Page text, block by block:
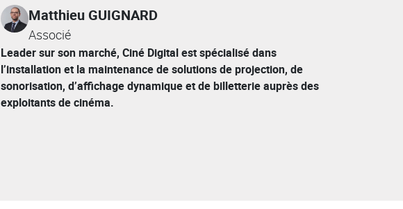
Matthieu GUIGNARD
Associé
Leader sur son marché, Ciné Digital est spécialisé dans
l’installation et la maintenance de solutions de projection, de
sonorisation, d’affichage dynamique et de billetterie auprès des
exploitants de cinéma.